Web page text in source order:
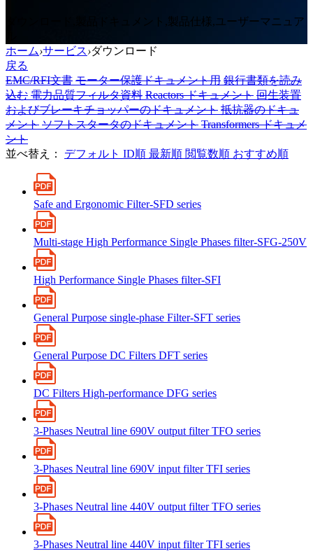
ダウンロード,製品ドキュメント,製品仕様,ユーザーマニュア
ホーム›サービス›ダウンロード
戻る
EMC/RFI文書 モーター保護ドキュメント用 銀行書類を読み
込む 電力品質フィルタ資料 Reactors ドキュメント 回生装置
およびブレーキチョッパーのドキュメント 抵抗器のドキュ
メント ソフトスタータのドキュメント Transformers ドキュメ
ント
並べ替え：
デフォルト ID順 最新順 閲覧数順 おすすめ順
Safe and Ergonomic Filter-SFD series
Multi-stage High Performance Single Phases filter-SFG-250V
High Performance Single Phases filter-SFI
General Purpose single-phase Filter-SFT series
General Purpose DC Filters DFT series
DC Filters High-performance DFG series
3-Phases Neutral line 690V output filter TFO series
3-Phases Neutral line 690V input filter TFI series
3-Phases Neutral line 440V output filter TFO series
3-Phases Neutral line 440V input filter TFI series